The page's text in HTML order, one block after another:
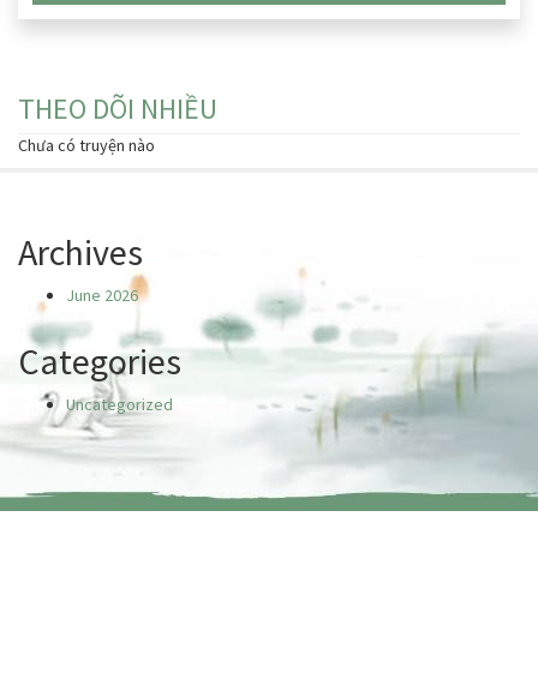
THEO DÕI NHIỀU
Chưa có truyện nào
Archives
June 2026
Categories
Uncategorized